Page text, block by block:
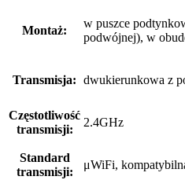
Montaż:
w puszce
podwójnej), w
Transmisja: dwukierunkowa z
Częstotliwość
transmisji:
2.4GHz
Standard
transmisji:
μWiFi,